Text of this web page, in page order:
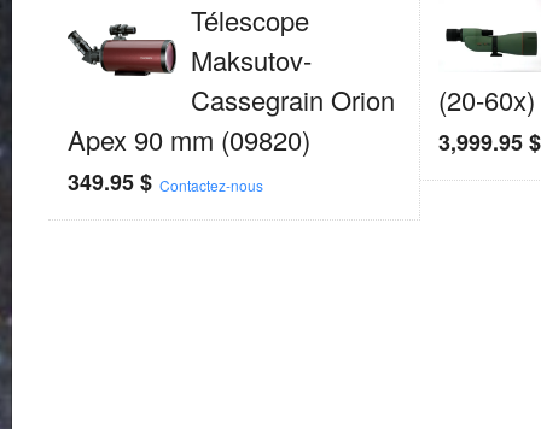
Télescope
Maksutov-
Cassegrain Orion
Apex 90 mm (09820)
349.95$ Contactez-nous
(20-60x)
3,999.95$